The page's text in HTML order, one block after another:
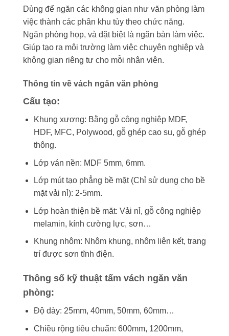
Dùng để ngăn các không gian như văn phòng làm
việc thành các phân khu tùy theo chức năng.
Ngăn phòng họp, và đặt biệt là ngăn bàn làm việc.
Giúp tạo ra môi trường làm việc chuyên nghiệp và
không gian riêng tư cho mỗi nhân viên.
Thông tin về vách ngăn văn phòng
Cấu tạo:
Khung xương: Bằng gỗ công nghiệp MDF,
HDF, MFC, Polywood, gỗ ghép cao su, gỗ ghép
thông.
Lớp ván nền: MDF 5mm, 6mm.
Lớp mút tạo phẳng bề mặt (Chỉ sử dụng cho bề
mặt vải nỉ): 2-5mm.
Lớp hoàn thiện bề măt: Vải nỉ, gỗ công nghiệp
melamin, kính cường lực, sơn…
Khung nhôm: Nhôm khung, nhôm liên kết, trang
trí được sơn tĩnh điện.
Thông số kỹ thuật tấm vách ngăn văn
phòng:
Độ dày: 25mm, 40mm, 50mm, 60mm…
Chiều rộng tiêu chuẩn: 600mm, 1200mm,